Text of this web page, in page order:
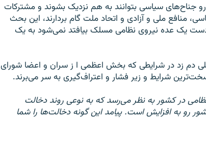
جناح‌های سیاسی بتوانند به هم نزدیک بشوند و مشترکات
‌منافع ملی و آزادی و اتحاد ملت گام بردارند، این بحث
دست یک عده نیروی نظامی مسلک بیافتد نمی‌شود به یک
دم زد در شرایطی که بخش اعظمی ا ز سران و اعضا شورای
شرایط و زیر فشار و اعتراف‌گیری به سر می‌برند.
در کشور به نظر می‌رسد که به نوعی روند دخالت
رو به افزایش است. پیامد این گونه دخالت‌ها را شما